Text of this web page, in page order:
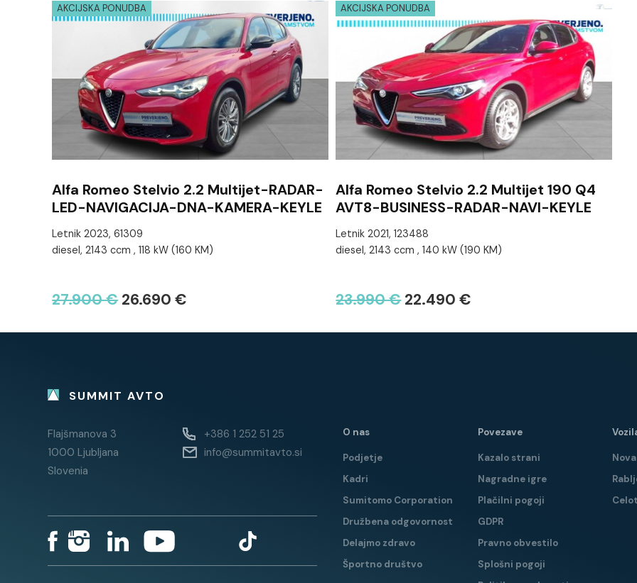
AKCIJSKA PONUDBA
Alfa Romeo Stelvio 2.2 Multijet-RADAR-
LED-NAVIGACIJA-DNA-KAMERA-KEYLE
Letnik 2023, 61309
diesel, 2143 ccm , 118 kW (160 KM)
27.900 € 26.690 €
AKCIJSKA PONUDBA
Alfa Romeo Stelvio 2.2 Multijet 190 Q4
AVT8-BUSINESS-RADAR-NAVI-KEYLE
Letnik 2021, 123488
diesel, 2143 ccm , 140 kW (190 KM)
23.990 € 22.490 €
SUMMIT AVTO
Flajšmanova 3
1000 Ljubljana
Slovenia
+386 1 252 51 25
info@summitavto.si
O nas
Podjetje
Kadri
Sumitomo Corporation
Družbena odgovornost
Delajmo zdravo
Športno društvo
Povezave
Kazalo strani
Nagradne igre
Plačilni pogoji
GDPR
Pravno obvestilo
Splošni pogoji